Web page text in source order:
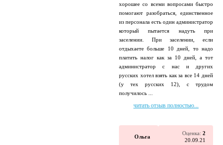
хорошее со всеми вопросами быстро
помогают разобраться, единственное
из персонала есть один администратор
который пытается надуть при
заселении. При заселении, если
отдыхаете больше 10 дней, то надо
платить налог как за 10 дней, а тот
администратор с нас и других
русских хотел взять как за все 14 дней
(у тех русских 12), с трудом
получилось ...
читать отзыв полностью...
Ольга
Оценка: 2
20.09.21